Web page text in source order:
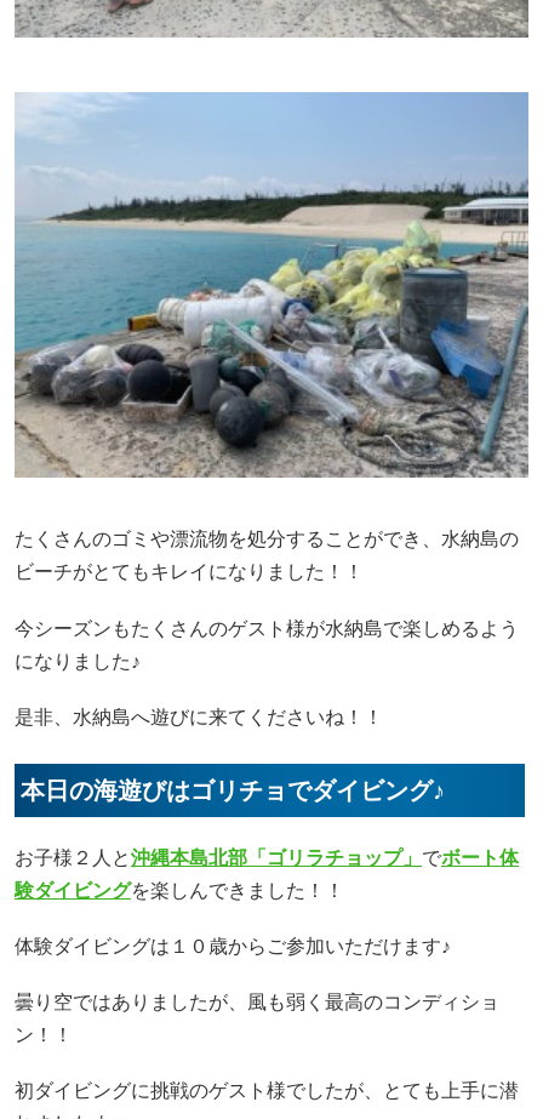
たくさんのゴミや漂流物を処分することができ、水納島の
ビーチがとてもキレイになりました！！
今シーズンもたくさんのゲスト様が水納島で楽しめるよう
になりました♪
是非、水納島へ遊びに来てくださいね！！
本日の海遊びはゴリチョでダイビング♪
お子様２人と沖縄本島北部「ゴリラチョップ」 でボート体
験ダイビングを楽しんできました！！
体験ダイビングは１０歳からご参加いただけます♪
曇り空ではありましたが、風も弱く最高のコンディショ
ン！！
初ダイビングに挑戦のゲスト様でしたが、とても上手に潜